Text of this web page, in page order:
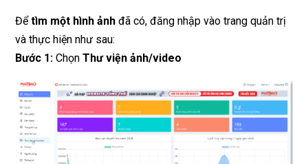
Đểtìm một hình ảnh đã có, đăng nhập vào trang quản trị
và thực hiện như sau:
Bước 1: Chọn Thư viện ảnh/video